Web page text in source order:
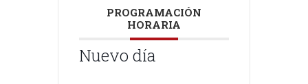
PROGRAMACIÓN
HORARIA
Nuevo día